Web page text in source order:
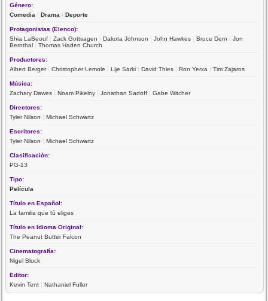
Género:
Comedia |Drama |Deporte
Protagonistas (Elenco):
Shia LaBeouf |Zack Gottsagen |Dakota Johnson |John Hawkes |Bruce Dern |Jon
Bernthal |Thomas Haden Church
Productores:
Albert Berger|Christopher Lemole |Lije Sarki |David Thies |Ron Yerxa |Tim Zajaros
Música:
Zachary Dawes |Noam Pikelny |Jonathan Sadoff |Gabe Witcher
Directores:
Tyler Nilson |Michael Schwartz
Escritores:
Tyler Nilson |Michael Schwartz
Clasificación:
PG-13
Tipo:
Película
Título en Español:
La familia que tú eliges
Título en Idioma Original:
The Peanut Butter Falcon
Cinematografía:
Nigel Bluck
Editor:
Kevin Tent |Nathaniel Fuller